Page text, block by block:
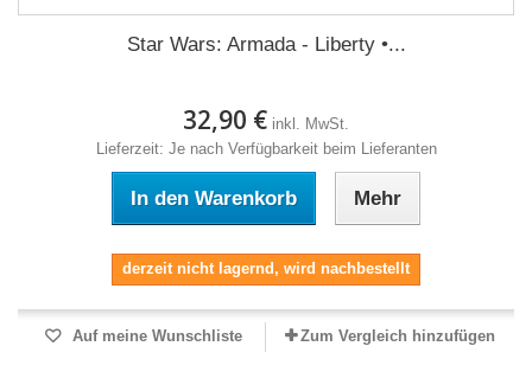
Star Wars: Armada - Liberty •...
32,90 € inkl. MwSt.
Lieferzeit: Je nach Verfügbarkeit beim Lieferanten
In den Warenkorb Mehr
derzeit nicht lagernd, wird nachbestellt
Auf meine Wunschliste Zum Vergleich hinzufügen